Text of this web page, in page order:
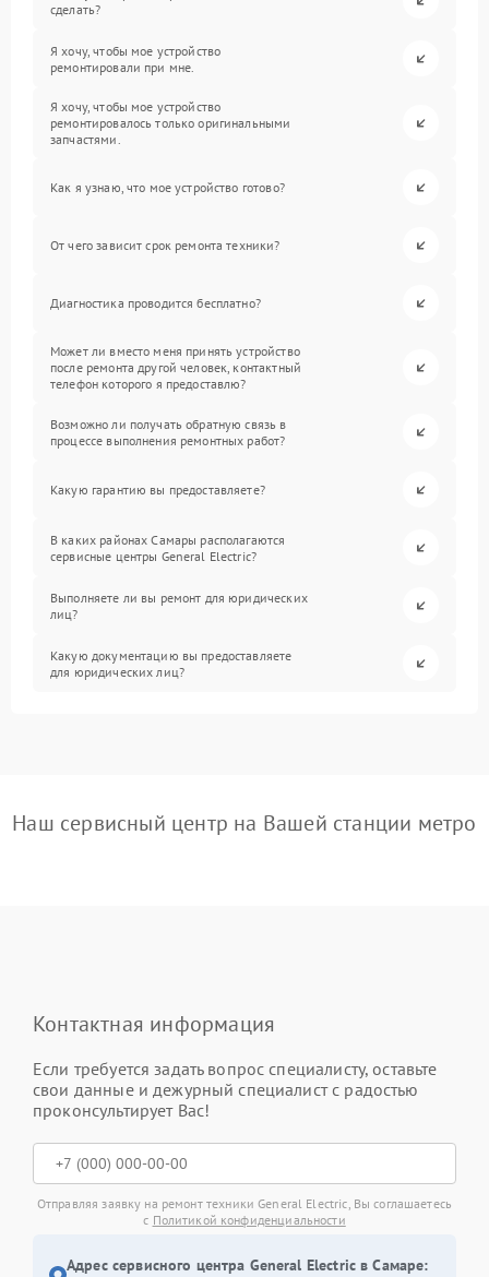
сделать?
Я хочу, чтобы мое устройство
ремонтировали при мне.
Я хочу, чтобы мое устройство
ремонтировалось только оригинальными
запчастями.
Как я узнаю, что мое устройство готово?
От чего зависит срок ремонта техники?
Диагностика проводится бесплатно?
Может ли вместо меня принять устройство
после ремонта другой человек, контактный
телефон которого я предоставлю?
Возможно ли получать обратную связь в
процессе выполнения ремонтных работ?
Какую гарантию вы предоставляете?
В каких районах Самары располагаются
сервисные центры General Electric?
Выполняете ли вы ремонт для юридических
лиц?
Какую документацию вы предоставляете
для юридических лиц?
Наш сервисный центр на Вашей станции метро
Контактная информация
Если требуется задать вопрос специалисту, оставьте
свои данные и дежурный специалист с радостью
проконсультирует Вас!
Отправляя заявку на ремонт техники General Electric, Вы соглашаетесь
с Политикой конфиденциальности
Адрес сервисного центра General Electric в Самаре: